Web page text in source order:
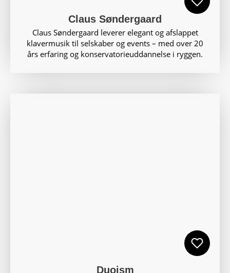
Claus Søndergaard
Claus Søndergaard leverer elegant og afslappet
klavermusik til selskaber og events – med over 20
års erfaring og konservatorieuddannelse i ryggen.
Duoism